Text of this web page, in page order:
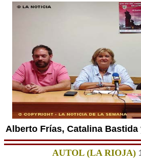
Alberto Frías, Catalina
AUTOL (LA RIOJA)